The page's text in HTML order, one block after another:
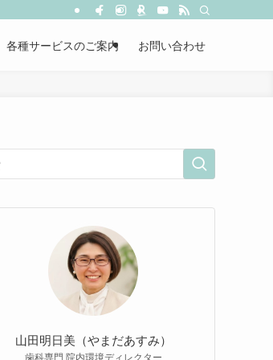
各種サービスのご案内 お問い合わせ
山田明日美（やまだあすみ）
歯科専門 院内環境ディレクター